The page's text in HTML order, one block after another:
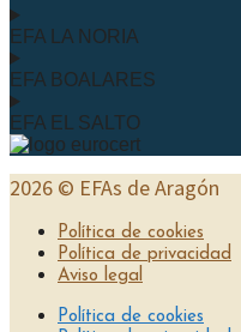
EFA LA NORIA
EFA BOALARES
EFA EL SALTO
2026 © EFAs de Aragón
Política de cookies
Política de privacidad
Aviso legal
Política de cookies